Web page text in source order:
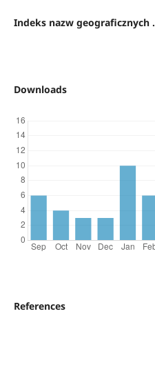
Indeks nazw geograficznych
Downloads
References